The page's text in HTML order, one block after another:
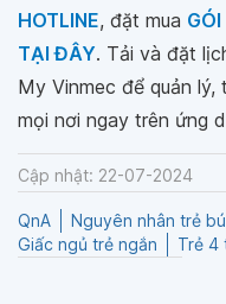
HOTLINE, đặt mua
TẠI ĐÂY. Tải và đặt
My Vinmec để quản
mọi nơi ngay trên ứng
Cập nhật: 22-07-2024
QnA Nguyên nhân trẻ
Giấc ngủ trẻ ngắn
Trẻ 4